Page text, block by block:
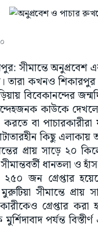
সীমান্তে
তারা কখনও
বিবেকানন্দের
কাউকে
বা
কিছু
প্রায় সাড়ে ২০
ধানতলা ও
২৫০ জন গ্রেপ্তার
সীমান্তে
গ্রেপ্তার করা
পর্যন্ত